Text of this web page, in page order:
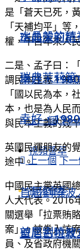
瑞典茉莉
幸好，
上一個 下
視頻薈萃
首屆劉曉波
聖尼古拉教
水晶般的精
瑞典茉莉
幸好，
上一個 下一
視頻薈萃
首屆劉曉波
是「蒼天已死，
「天補均平」等
權，千百年來人
二是、孟子曰：
調民本主義。朱
「國以民為本，
本，也是為人民
與民本主義的幾
英國民運朋友的
途中。
中國民主黨英國
人大代表。2016
關選舉「拉票賄
案」。被卷入該
員、及省政府機